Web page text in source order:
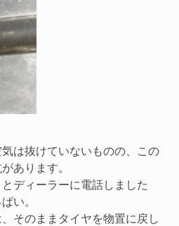
は抜けていないものの、この
あります。
ディーラーに電話しました
い。
そのままタイヤを物置に戻し